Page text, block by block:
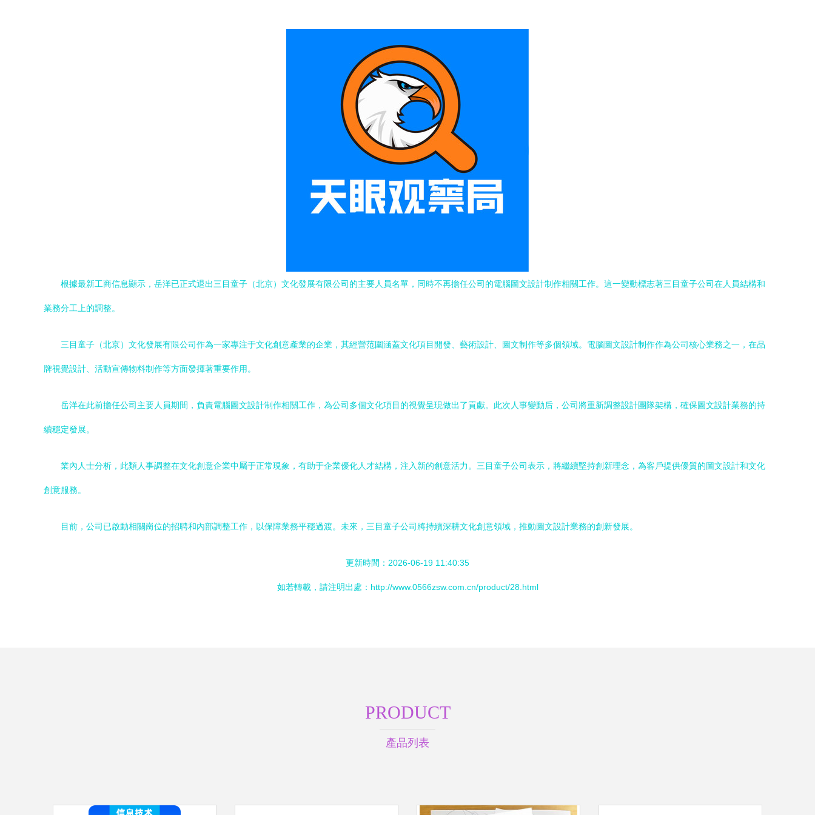
根據最新工商信息顯示，岳洋已正式退出三目童子（北京）文化發展有限公司的主要人員名單，同時不再擔任公司的電腦圖文設計制作相關工作。這一變動標志著三目童子公司在人員結構和
業務分工上的調整。
三目童子（北京）文化發展有限公司作為一家專注于文化創意產業的企業，其經營范圍涵蓋文化項目開發、藝術設計、圖文制作等多個領域。電腦圖文設計制作作為公司核心業務之一，在品
牌視覺設計、活動宣傳物料制作等方面發揮著重要作用。
岳洋在此前擔任公司主要人員期間，負責電腦圖文設計制作相關工作，為公司多個文化項目的視覺呈現做出了貢獻。此次人事變動后，公司將重新調整設計團隊架構，確保圖文設計業務的持
續穩定發展。
業內人士分析，此類人事調整在文化創意企業中屬于正常現象，有助于企業優化人才結構，注入新的創意活力。三目童子公司表示，將繼續堅持創新理念，為客戶提供優質的圖文設計和文化
創意服務。
目前，公司已啟動相關崗位的招聘和內部調整工作，以保障業務平穩過渡。未來，三目童子公司將持續深耕文化創意領域，推動圖文設計業務的創新發展。
更新時間：2026-06-19 11:40:35
如若轉載，請注明出處：http://www.0566zsw.com.cn/product/28.html
PRODUCT
產品列表